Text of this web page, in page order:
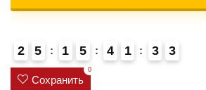
2 5 1 5 4 1 3 3
Сохранить
0